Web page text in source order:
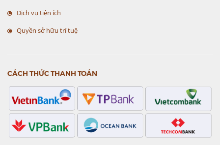
Dịch vụ tiện ích
Quyền sở hữu trí tuệ
CÁCH THỨC THANH TOÁN